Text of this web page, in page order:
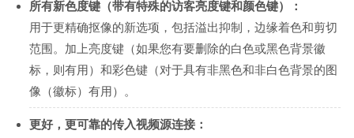
所有新色度键（带有特殊的访客亮度键和颜色键）：
用于更精确抠像的新选项，包括溢出抑制，边缘着色和剪切
范围。加上亮度键（如果您有要删除的白色或黑色背景徽
标，则有用）和彩色键（对于具有非黑色和非白色背景的图
像（徽标）有用）。
更好，更可靠的传入视频源连接：